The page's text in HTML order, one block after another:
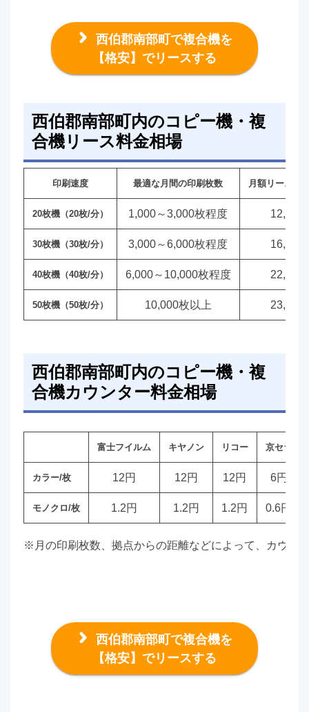
西伯郡南部町で複合機を
【格安】でリースする
西伯郡南部町内のコピー機・複
合機リース料金相場
印刷速度 最適な月間の印刷枚数 月額リース料
20枚機（20枚/分） 1,000～3,000枚程度 12,000
30枚機（30枚/分） 3,000～6,000枚程度 16,000
40枚機（40枚/分） 6,000～10,000枚程度 22,000
50枚機（50枚/分） 10,000枚以上 23,000
西伯郡南部町内のコピー機・複
合機カウンター料金相場
富士フイルム キヤノン リコー 京セラ
カラー/枚 12円 12円 12円 6円
モノクロ/枚 1.2円 1.2円 1.2円 0.6円
※月の印刷枚数、拠点からの距離などによって、カウン
西伯郡南部町で複合機を
【格安】でリースする